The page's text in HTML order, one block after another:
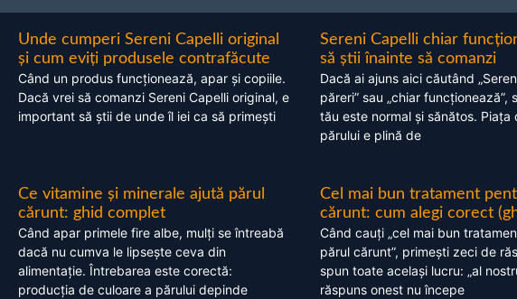
Unde cumperi Sereni Capelli original
și cum eviți produsele contrafăcute
Când un produs funcționează, apar și copiile.
Dacă vrei să comanzi Sereni Capelli original, e
important să știi de unde îl iei ca să primești
Sereni Capelli chiar
să știi înainte să comanzi
Dacă ai ajuns aici căutând
păreri” sau „chiar funcționează”,
tău este normal și sănătos. Piața
părului e plină de
Ce vitamine și minerale ajută părul
cărunt: ghid complet
Când apar primele fire albe, mulți se întreabă
dacă nu cumva le lipsește ceva din
alimentație. Întrebarea este corectă:
producția de culoare a părului depinde
Cel mai bun tratament
cărunt: cum alegi corect
Când cauți „cel mai bun
părul cărunt”, primești zeci de
spun toate același lucru: „al
răspuns onest nu începe